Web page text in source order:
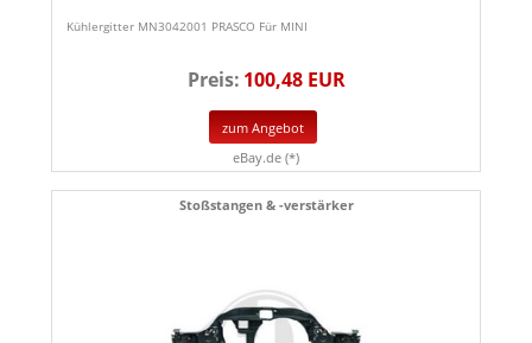
Kühlergitter MN3042001 PRASCO Für MINI
Preis: 100,48 EUR
zum Angebot
eBay.de (*)
Stoßstangen & -verstärker